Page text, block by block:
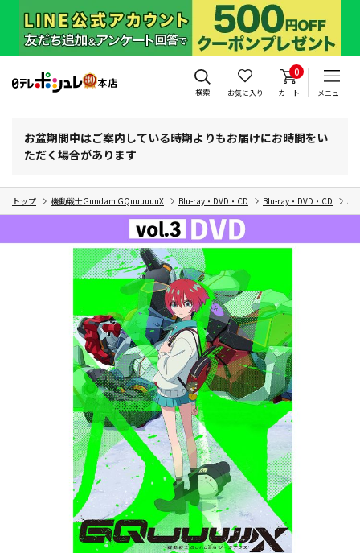
検索 お気に入り
0
カート メニュー
お盆期間中はご案内している時期よりもお届けにお時間をい
ただく場合があります
トップ 機動戦士Gundam GQuuuuuuX Blu-ray・DVD・CD Blu-ray・DVD・CD 機